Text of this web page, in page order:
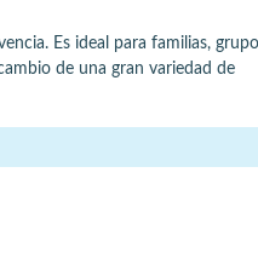
Es ideal para familias,
de una gran variedad de